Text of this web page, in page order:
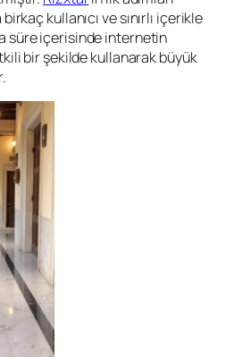
birkaç kullanıcı ve sınırlı içerikle
süre içerisinde internetin
bir şekilde kullanarak büyük